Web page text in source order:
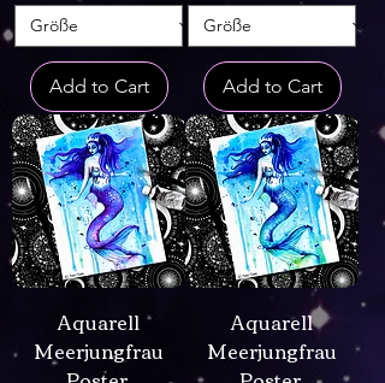
Add to Cart Add to Cart
Aquarell
Meerjungfrau
Aquarell
Meerjungfrau